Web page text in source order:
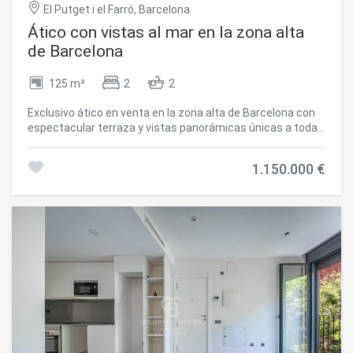
El Putget i el Farró, Barcelona
Ático con vistas al mar en la zona alta
de Barcelona
125 m² 2 2
Exclusivo ático en venta en la zona alta de Barcelona con
espectacular terraza y vistas panorámicas únicas a toda
Ubicado en una de las zonas más prestigiosas y
La propiedad cuenta actualmente con una habitacion
doble, una individual, un baño completo, un aseo de
cortesía y posibilidad de redistribuir los espacios para
crear una tercera habitación según tus necesidades. Su
amplia terraza privada de 45 m2 es el lugar ideal para
disfrutar del sol, organizar cenas al aire libre o
simplemente relajarse contemplando una de las mejores
vistas de toda Barcelona. Perfecto para quienes buscan
una vivienda singular con carácter, gran potencial y
1.150.000 €